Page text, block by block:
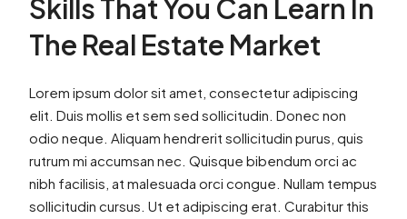
Skills That You Can Learn In
The Real Estate Market
Lorem ipsum dolor sit amet, consectetur adipiscing
elit. Duis mollis et sem sed sollicitudin. Donec non
odio neque. Aliquam hendrerit sollicitudin purus, quis
rutrum mi accumsan nec. Quisque bibendum orci ac
nibh facilisis, at malesuada orci congue. Nullam tempus
sollicitudin cursus. Ut et adipiscing erat. Curabitur this